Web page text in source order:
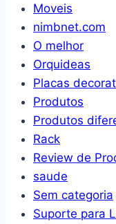
Moveis
nimbnet.com
O melhor
Orquideas
Placas
Produtos
Produtos
Rack
Review de
saude
Sem categoria
Suporte para